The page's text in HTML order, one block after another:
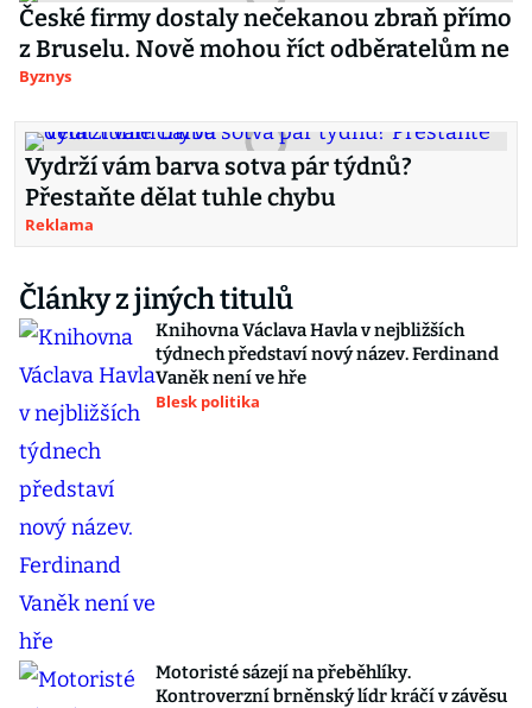
České firmy dostaly nečekanou zbraň přímo
z Bruselu. Nově mohou říct odběratelům ne
Byznys
Vydrží vám barva sotva pár týdnů?
Přestaňte dělat tuhle chybu
Reklama
Články z jiných titulů
Knihovna Václava Havla v nejbližších
týdnech představí nový název. Ferdinand
Vaněk není ve hře
Blesk politika
Motoristé sázejí na přeběhlíky.
Kontroverzní brněnský lídr kráčí v závěsu